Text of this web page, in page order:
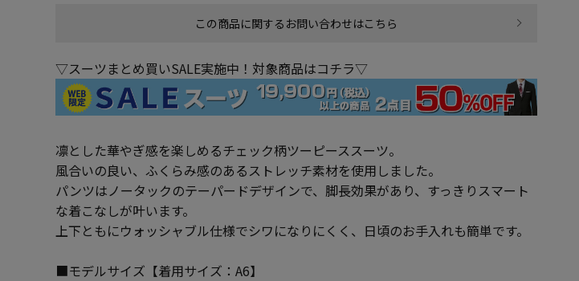
この商品に関するお問い合わせはこちら
▽スーツまとめ買いSALE実施中！対象商品はコチラ▽
凛とした華やぎ感を楽しめるチェック柄ツーピーススーツ。
風合いの良い、ふくらみ感のあるストレッチ素材を使用しました。
パンツはノータックのテーパードデザインで、脚長効果があり、すっきりスマート
な着こなしが叶います。
上下ともにウォッシャブル仕様でシワになりにくく、日頃のお手入れも簡単です。
■モデルサイズ【着用サイズ：A6】